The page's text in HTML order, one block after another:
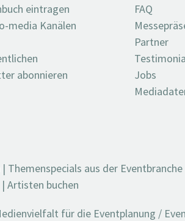
eintragen
media Kanälen
abonnieren
FAQ
Partner
Jobs
| Themenspecials aus der Eventbranche
| Artisten buchen
für die Eventplanung /